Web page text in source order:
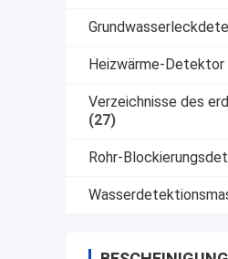
Heizwärme-Detektor
Verzeichnisse des
(27)
Rohr-